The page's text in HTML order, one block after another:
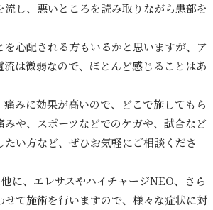
流し、悪いところを読み取りながら患部を
心配される方もいるかと思いますが、ア
流は微弱なので、ほとんど感じることはあ
みに効果が高いので、どこで施してもら
みや、スポーツなどでのケガや、試合など
い方など、ぜひお気軽にご相談くださ
に、エレサスやハイチャージNEO、さら
せて施術を行いますので、様々な症状に対